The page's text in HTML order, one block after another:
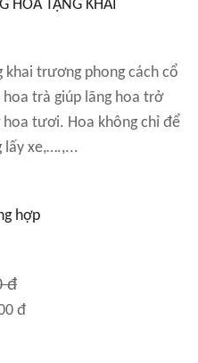
khai trương phong cách cổ
trà giúp lãng hoa trở
tươi. Hoa không chỉ để
lấy xe,….,...
hợp
đ
đ